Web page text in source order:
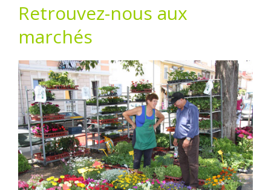
Retrouvez-nous aux
marchés